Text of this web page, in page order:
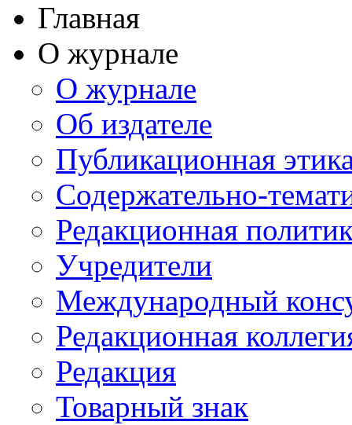
Главная
О журнале
О журнале
Об издателе
Публикационная
Содержательно-
Редакционная
Учредители
Международный
Редакционная
Редакция
Товарный знак